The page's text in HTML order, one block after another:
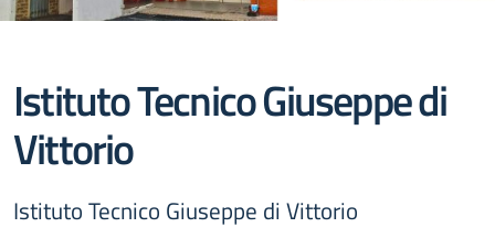
Istituto Tecnico Giuseppe di
Vittorio
Istituto Tecnico Giuseppe di Vittorio